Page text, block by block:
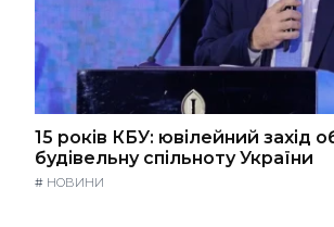
15 років КБУ: ювілейний захід
будівельну спільноту України
# НОВИНИ